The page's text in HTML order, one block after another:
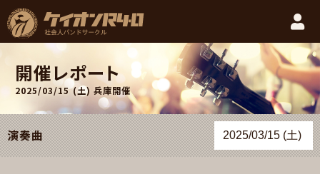
開催レポート
2025/03/15 (土) 兵庫開催
演奏曲